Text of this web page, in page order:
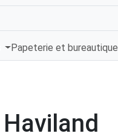
Papeterie et bureautique
Haviland